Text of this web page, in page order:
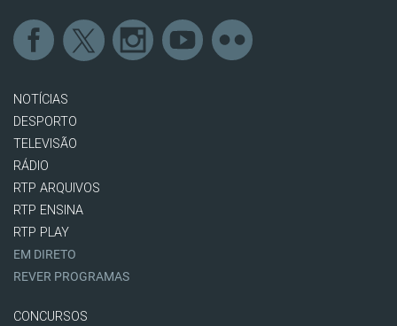
NOTÍCIAS
DESPORTO
TELEVISÃO
RÁDIO
RTP ARQUIVOS
RTP ENSINA
RTP PLAY
EM DIRETO
REVER PROGRAMAS
CONCURSOS